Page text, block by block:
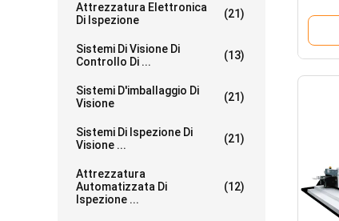
Attrezzatura Elettronica
Di Ispezione
(21)
Sistemi Di Visione Di
Controllo Di ...
(13)
Sistemi D'imballaggio Di
Visione
(21)
Sistemi Di Ispezione Di
Visione ...
(21)
Attrezzatura
Automatizzata Di
Ispezione ...
(12)